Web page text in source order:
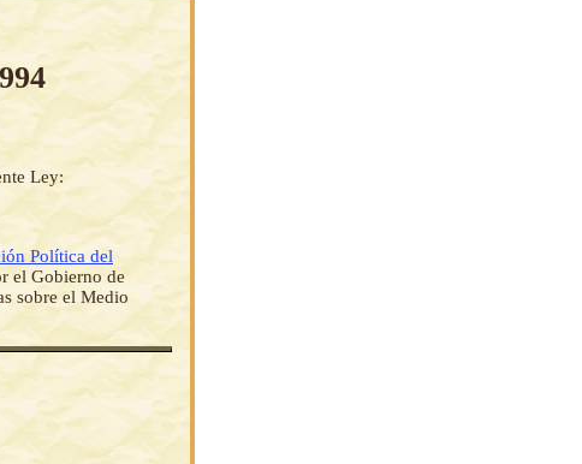
Ley:
Política del
el Gobierno de
sobre el Medio